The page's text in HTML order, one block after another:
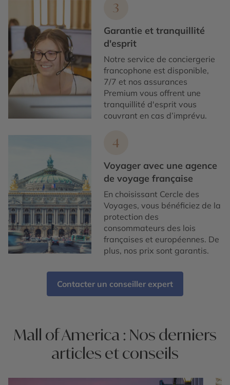
3
Garantie et tranquillité
d'esprit
Notre service de conciergerie
francophone est disponible,
7/7 et nos assurances
Premium vous offrent une
tranquillité d'esprit vous
couvrant en cas d’imprévu.
4
Voyager avec une agence
de voyage française
En choisissant Cercle des
Voyages, vous bénéficiez de la
protection des
consommateurs des lois
françaises et européennes. De
plus, nos prix sont garantis.
Contacter un conseiller expert
Mall of America : Nos derniers
articles et conseils